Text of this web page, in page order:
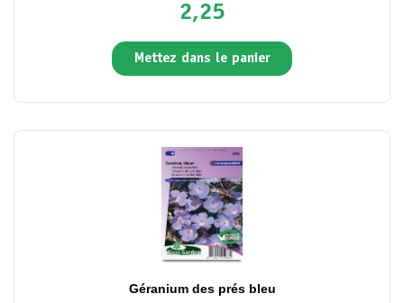
2,25
Mettez dans le panier
Géranium des prés bleu